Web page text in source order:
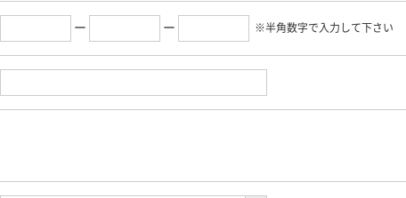
ー ー ※半角数字で入力して下さい